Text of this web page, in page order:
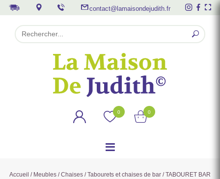
contact@lamaisondejudith.fr
0 0
Accueil / Meubles /Chaises /Tabourets et chaises de bar / TABOURET BAR